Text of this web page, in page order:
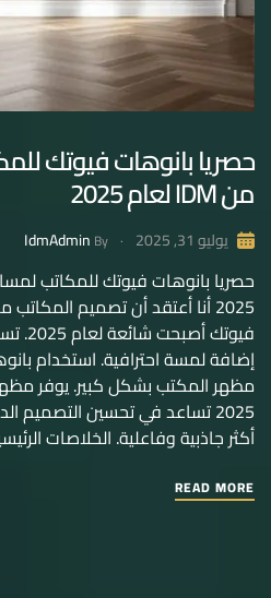
حصريا بانوهات فيوتك
من IDM لعام 2025
يوليو 31, 2025 By
IdmAdmin
2025 أنا أعتقد أن تصميم
إضافة لمسة احترافية. استخدام
مظهر المكتب بشكل كبير. يوفر
2025 تساعد في تحسين التصميم
أكثر جاذبية وفاعلية. الخلاصات
READ MORE